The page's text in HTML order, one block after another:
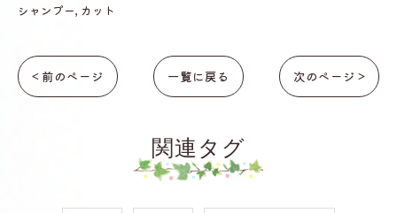
シャンプー カット
< 前のページ 一覧に戻る 次のページ >
関連タグ